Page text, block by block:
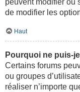
peuvent modifier ou
de modifier les
Haut
Pourquoi ne puis-
Certains forums
ou groupes
réaliser n’importe